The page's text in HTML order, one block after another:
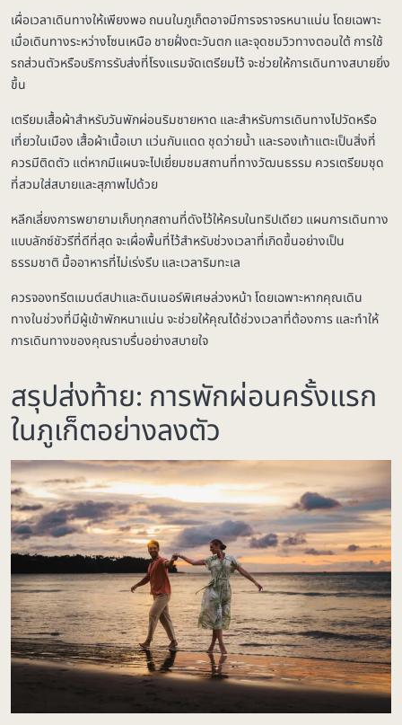
เผื่อเวลาเดินทางให้เพียงพอ ถนนในภูเก็ตอาจมีการจราจรหนาแน่น โดยเฉพาะ
เมื่อเดินทางระหว่างโซนเหนือ ชายฝั่งตะวันตก และจุดชมวิวทางตอนใต้ การใช้
รถส่วนตัวหรือบริการรับส่งที่โรงแรมจัดเตรียมไว้ จะช่วยให้การเดินทางสบายยิ่ง
ขึ้น
เตรียมเสื้อผ้าสำหรับวันพักผ่อนริมชายหาด และสำหรับการเดินทางไปวัดหรือ
เที่ยวในเมือง เสื้อผ้าเนื้อเบา แว่นกันแดด ชุดว่ายน้ำ และรองเท้าแตะเป็นสิ่งที่
ควรมีติดตัว แต่หากมีแผนจะไปเยี่ยมชมสถานที่ทางวัฒนธรรม ควรเตรียมชุด
ที่สวมใส่สบายและสุภาพไปด้วย
หลีกเลี่ยงการพยายามเก็บทุกสถานที่ดังไว้ให้ครบในทริปเดียว แผนการเดินทาง
แบบลักซ์ชัวรีที่ดีที่สุด จะเผื่อพื้นที่ไว้สำหรับช่วงเวลาที่เกิดขึ้นอย่างเป็น
ธรรมชาติ มื้ออาหารที่ไม่เร่งรีบ และเวลาริมทะเล
ควรจองทรีตเมนต์สปาและดินเนอร์พิเศษล่วงหน้า โดยเฉพาะหากคุณเดิน
ทางในช่วงที่มีผู้เข้าพักหนาแน่น จะช่วยให้คุณได้ช่วงเวลาที่ต้องการ และทำให้
การเดินทางของคุณราบรื่นอย่างสบายใจ
สรุปส่งท้าย: การพักผ่อนครั้งแรก
ในภูเก็ตอย่างลงตัว